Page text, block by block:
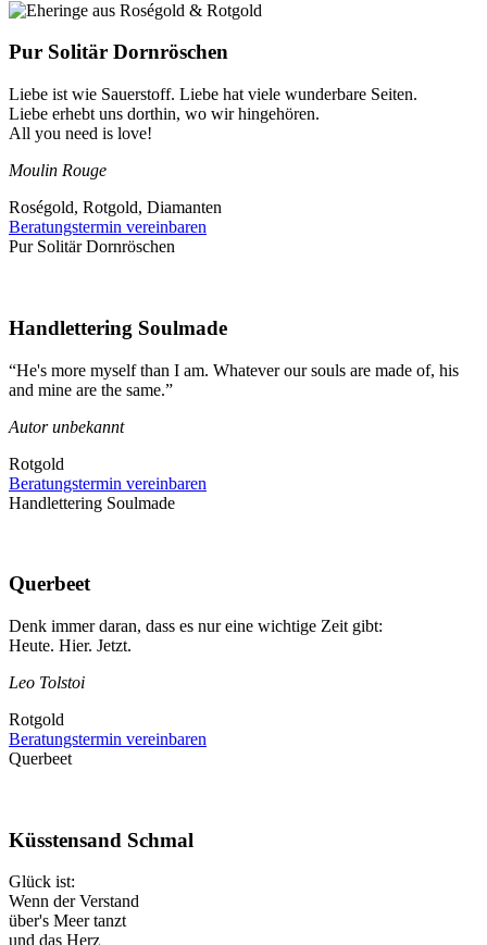
Pur Solitär Dornröschen
Liebe ist wie Sauerstoff. Liebe hat viele wunderbare Seiten.
Liebe erhebt uns dorthin, wo wir hingehören.
All you need is love!
Moulin Rouge
Roségold, Rotgold, Diamanten
Beratungstermin vereinbaren
Pur Solitär Dornröschen
Handlettering Soulmade
“He's more myself than I am. Whatever our souls are made of, his
and mine are the same.”
Autor unbekannt
Rotgold
Beratungstermin vereinbaren
Handlettering Soulmade
Querbeet
Denk immer daran, dass es nur eine wichtige Zeit gibt:
Heute. Hier. Jetzt.
Leo Tolstoi
Rotgold
Beratungstermin vereinbaren
Querbeet
Küsstensand Schmal
Glück ist:
Wenn der Verstand
über's Meer tanzt
und das Herz